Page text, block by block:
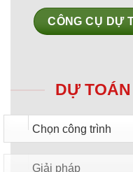
CÔNG CỤ DỰ
DỰ